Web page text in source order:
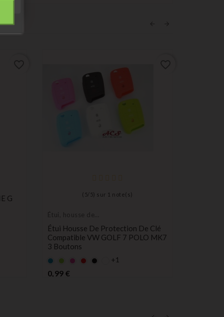
G
( 5/ 5) sur 1 note(s)
Étui, housse de
protection de clés
Étui Housse De Protection De Clé
Compatible VW GOLF 7 POLO MK7
3 Boutons
BleuVertroserougeNoir +1
0,99 €